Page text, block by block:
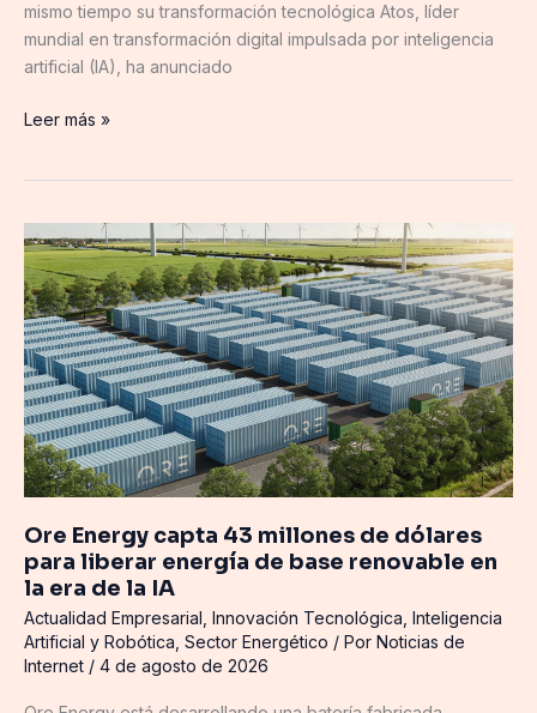
mismo tiempo su transformación tecnológica Atos, líder
mundial en transformación digital impulsada por inteligencia
artificial (IA), ha anunciado
Leer más »
Ore Energy capta 43 millones de dólares
para liberar energía de base renovable en
la era de la IA
Actualidad Empresarial Innovación Tecnológica Inteligencia
Artificial y Robótica Sector Energético / Por Noticias de
Internet / 4 de agosto de 2026
Ore
Energy
capta
43
millones
de
dólares
para
liberar
energía
base
renovable
en
la
era
de
la